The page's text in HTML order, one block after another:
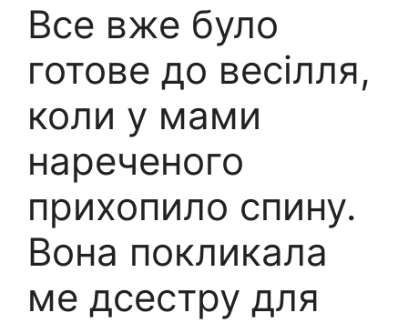
Все вже було
готове до весілля,
коли у мами
нареченого
прихопило спину.
Вона покликала
ме дсестру для